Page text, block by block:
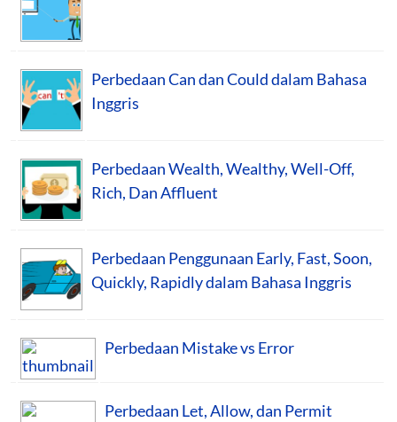
Perbedaan Can dan Could dalam Bahasa
Inggris
Perbedaan Wealth, Wealthy, Well-Off,
Rich, Dan Affluent
Perbedaan Penggunaan Early, Fast, Soon,
Quickly, Rapidly dalam Bahasa Inggris
Perbedaan Mistake vs Error
Perbedaan Let, Allow, dan Permit